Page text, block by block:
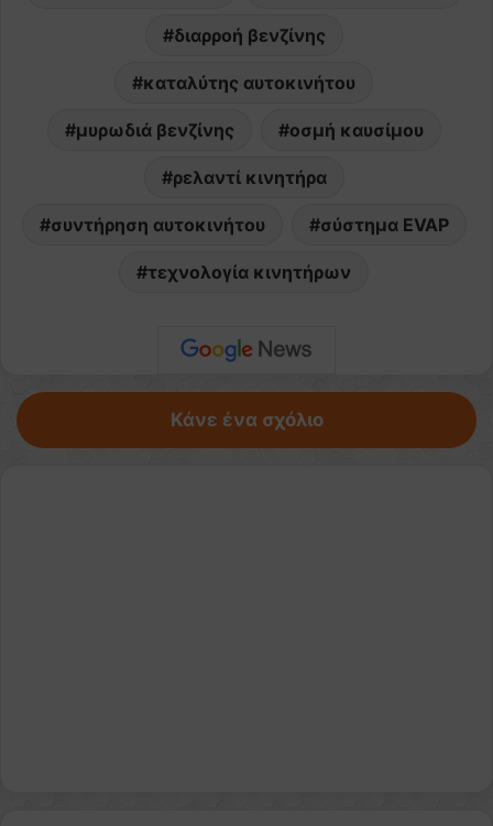
διαρροή βενζίνης
καταλύτης αυτοκινήτου
μυρωδιά βενζίνης οσμή καυσίμου
ρελαντί κινητήρα
συντήρηση αυτοκινήτου σύστημα EVAP
τεχνολογία κινητήρων
Κάνε ένα σχόλιο